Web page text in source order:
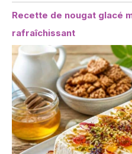
Recette de nougat glacé
rafraîchissant